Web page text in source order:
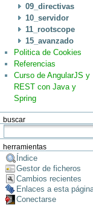
09_directivas
10_servidor
11_rootscope
15_avanzado
Politica de Cookies
Referencias
Curso de AngularJS y
REST con Java y
Spring
buscar
herramientas
Índice
Gestor de ficheros
Cambios recientes
Enlaces a esta
Conectarse